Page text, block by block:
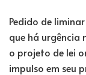
Pedido de
que há urgência
o projeto de lei
impulso em seu